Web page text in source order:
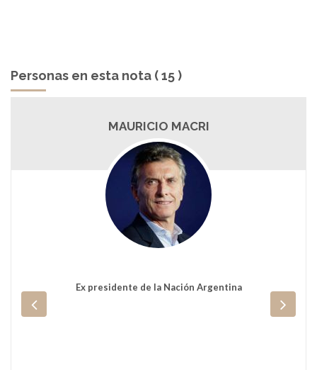
Personas en esta nota ( 15 )
PABLO BRUERA
Nació el 1º de Octubre de 1964, está casado y tiene tres